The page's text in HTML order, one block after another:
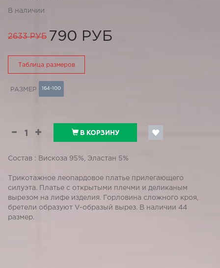
В наличии
2633 РУБ 790 РУБ
Таблица размеров
РАЗМЕР 164-100
В КОРЗИНУ
Состав : Вискоза 95%, Эластан 5%
Трикотажное леопардовое платье прилегающего
силуэта. Платье с открытыми плечми и деликаным
вырезом на лифе изделия. Горловина сложного кроя,
бретели образуют V-образый вырез. В наличии 44
размер.